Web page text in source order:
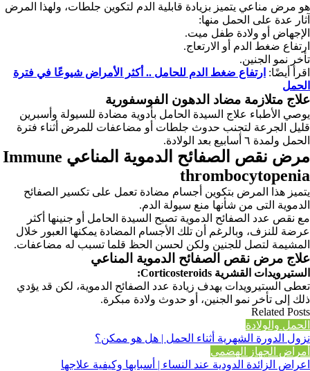
هو مرض مناعي يتميز بزيادة قابلية الدم لتكوين جلطات، ولهذا المرض
آثار عدة على الحمل منها:
الإجهاض أو ولادة طفل ميت.
ارتفاع ضغط الدم أو الارتعاج.
تأخر نمو الجنين.
اقرأ أيضًا: ارتفاع ضغط الدم للحامل .. أكثر الأمراض شيوعًا في فترة
الحمل
علاج متلازمة مضاد الدهون الفوسفورية
يوصي الأطباء علاج السيدة الحامل بأدوية مضادة للسيولة وأسبرين
قليل الجرعة لتجنب حدوث جلطات أو مضاعفات للمرض أثناء فترة
الحمل ولمدة ٦ أسابيع بعد الولادة.
مرض نقص الصفائح الدموية المناعي Immune
thrombocytopenia
يتميز هذا المرض بتكوين أجسام مضادة تعمل على تكسير الصفائح
الدموية التى من شأنها منع سيولة الدم.
مع نقص عدد الصفائح الدموية تصبح السيدة الحامل أو جنينها أكثر
عرضة للنزف، وبالرغم أن تلك الأجسام المضادة يمكنها العبور خلال
المشيمة لتصل للجنين ولكن لحسن الحظ قلما تسبب له مضاعفات.
علاج مرض نقص الصفائح الدموية المناعي
الستيرويدات القشرية Corticosteroids:
تعطى الستيرويدات بهدف زيادة عدد الصفائح الدموية، لكن قد يؤدي
ذلك إلى تأخر نمو الجنين، أو حدوث ولادة مبكرة.
Related Posts
الحمل والولادة
نزول الدورة الشهرية أثناء الحمل | هل هو ممكن؟
أمراض الجهاز الهضمي
اعراض الزائدة الدودية عند النساء | أسبابها وكيفية علاجها